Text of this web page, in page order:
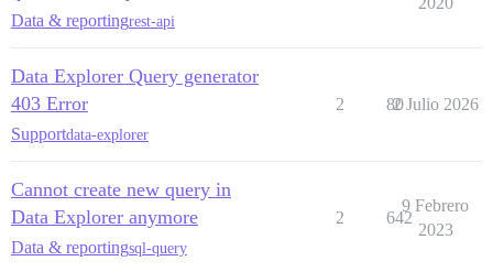
Data & reportingrest-api
Data Explorer Query generator
403 Error
Supportdata-explorer
2 80
2 Julio 2026
Cannot create new query in
Data Explorer anymore
Data & reportingsql-query
2 642
9 Febrero
2023